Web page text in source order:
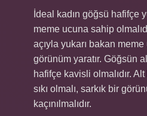
İdeal kadın göğsü hafifçe
meme ucuna sahip
açıyla yukarı bakan
görünüm yaratır. Göğsün
hafifçe kavisli olmalıdır.
sıkı olmalı, sarkık bir
kaçınılmalıdır.